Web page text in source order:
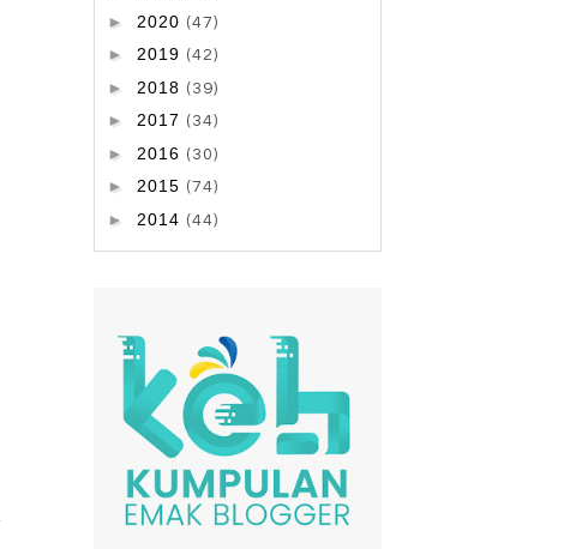
► 2020 (47)
► 2019 (42)
► 2018 (39)
► 2017 (34)
► 2016 (30)
► 2015 (74)
► 2014 (44)